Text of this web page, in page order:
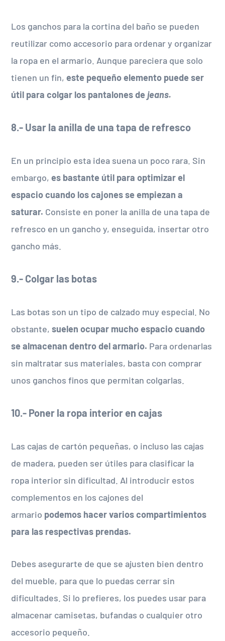
Los ganchos para la cortina del baño se pueden
reutilizar como accesorio para ordenar y organizar
la ropa en el armario. Aunque pareciera que solo
tienen un fin,este pequeño elemento puede ser
útil para colgar los pantalones de jeans.
8.- Usar la anilla de una tapa de refresco
En un principio esta idea suena un poco rara. Sin
embargo,es bastante útil para optimizar el
espacio cuando los cajones se empiezan a
saturar. Consiste en poner la anilla de una tapa de
refresco en un gancho y, enseguida, insertar otro
gancho más.
9.- Colgar las botas
Las botas son un tipo de calzado muy especial. No
obstante,suelen ocupar mucho espacio cuando
se almacenan dentro del armario. Para ordenarlas
sin maltratar sus materiales, basta con comprar
unos ganchos finos que permitan colgarlas.
10.- Poner la ropa interior en cajas
Las cajas de cartón pequeñas, o incluso las cajas
de madera, pueden ser útiles para clasificar la
ropa interior sin dificultad. Al introducir estos
complementos en los cajones del
armario podemos hacer varios compartimientos
para las respectivas prendas.
Debes asegurarte de que se ajusten bien dentro
del mueble, para que lo puedas cerrar sin
dificultades. Si lo prefieres, los puedes usar para
almacenar camisetas, bufandas o cualquier otro
accesorio pequeño.